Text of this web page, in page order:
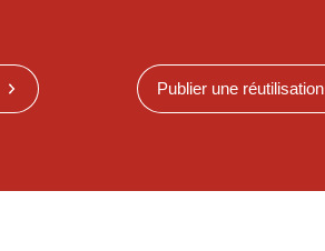
Publier une réutilisation